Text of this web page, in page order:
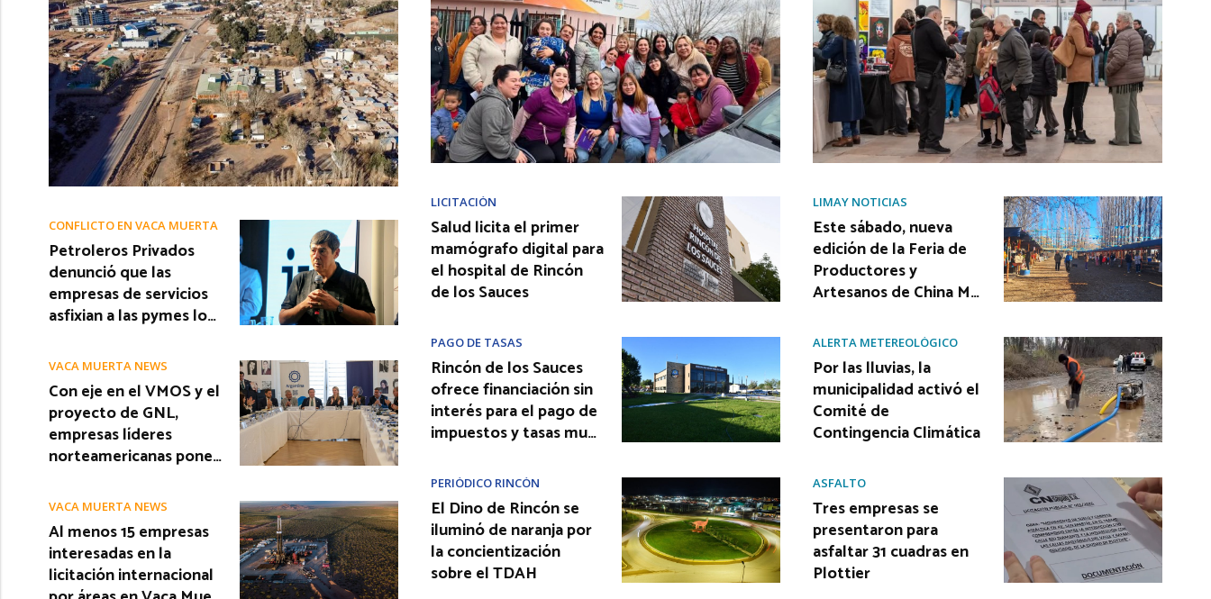
CONFLICTO EN VACA MUERTA
Petroleros Privados
denunció que las
empresas de servicios
asfixian a las pymes lo…
VACA MUERTA NEWS
Con eje en el VMOS y el
proyecto de GNL,
empresas líderes
norteamericanas pone…
VACA MUERTA NEWS
Al menos 15 empresas
interesadas en la
licitación internacional
LICITACIÓN
Salud licita el primer
mamógrafo digital para
el hospital de Rincón
de los Sauces
PAGO DE TASAS
Rincón de los Sauces
ofrece financiación sin
interés para el pago de
impuestos y tasas mu…
PERIÓDICO RINCÓN
El Dino de Rincón se
iluminó de naranja por
la concientización
sobre el TDAH
LIMAY NOTICIAS
Este sábado, nueva
edición de la Feria de
Productores y
Artesanos de China M…
ALERTA METEREOLÓGICO
Por las lluvias, la
municipalidad activó el
Comité de
Contingencia Climática
ASFALTO
Tres empresas se
presentaron para
asfaltar 31 cuadras en
Plottier